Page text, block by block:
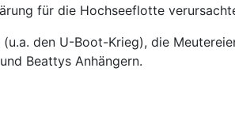
für die Hochseeflotte
den U-Boot-Krieg), die
Beattys Anhängern.